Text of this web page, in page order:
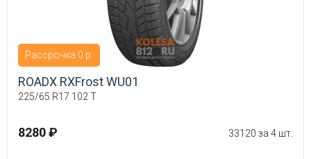
Рассрочка 0 р.
ROADX RXFrost WU01
225/65 R17 102 T
8280 ₽ 33120 за 4 шт.